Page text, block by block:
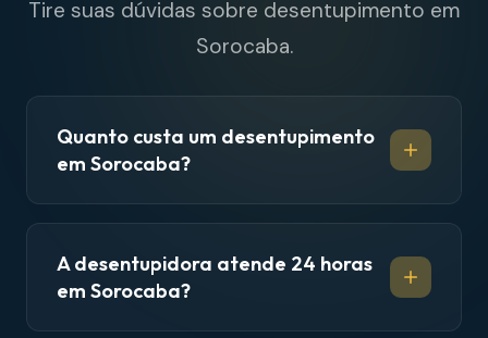
Tire suas dúvidas sobre desentupimento em
Sorocaba.
Quanto custa um desentupimento
em Sorocaba?
A desentupidora atende 24 horas
em Sorocaba?